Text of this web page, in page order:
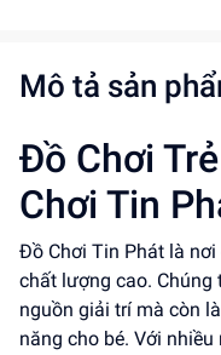
Mô tả sản
Đồ Chơi
Chơi Tin
Đồ Chơi Tin Phát là
chất lượng cao. Chúng
nguồn giải trí mà còn
năng cho bé. Với